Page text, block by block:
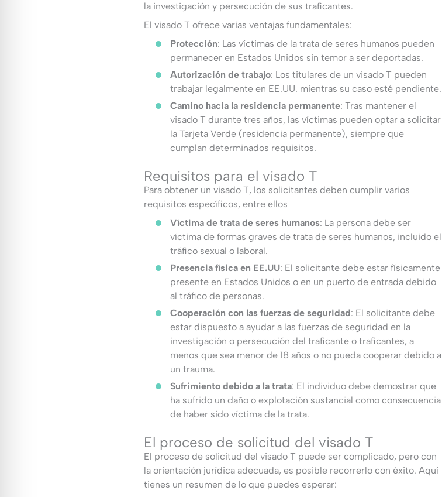
la investigación y persecución de sus traficantes.
El visado T ofrece varias ventajas fundamentales:
Protección: Las víctimas de la trata de seres humanos pueden
permanecer en Estados Unidos sin temor a ser deportadas.
Autorización de trabajo: Los titulares de un visado T pueden
trabajar legalmente en EE.UU. mientras su caso esté pendiente.
Camino hacia la residencia permanente: Tras mantener el
visado T durante tres años, las víctimas pueden optar a solicitar
la Tarjeta Verde (residencia permanente), siempre que
cumplan determinados requisitos.
Requisitos para el visado T
Para obtener un visado T, los solicitantes deben cumplir varios
requisitos específicos, entre ellos
Víctima de trata de seres humanos: La persona debe ser
víctima de formas graves de trata de seres humanos, incluido el
tráfico sexual o laboral.
Presencia física en EE.UU: El solicitante debe estar físicamente
presente en Estados Unidos o en un puerto de entrada debido
al tráfico de personas.
Cooperación con las fuerzas de seguridad: El solicitante debe
estar dispuesto a ayudar a las fuerzas de seguridad en la
investigación o persecución del traficante o traficantes, a
menos que sea menor de 18 años o no pueda cooperar debido a
un trauma.
Sufrimiento debido a la trata: El individuo debe demostrar que
ha sufrido un daño o explotación sustancial como consecuencia
de haber sido víctima de la trata.
El proceso de solicitud del visado T
El proceso de solicitud del visado T puede ser complicado, pero con
la orientación jurídica adecuada, es posible recorrerlo con éxito. Aquí
tienes un resumen de lo que puedes esperar: